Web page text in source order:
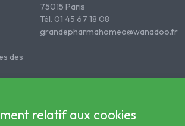
des
75015 Paris
Tél. 01 45 67 18 08
grandepharmahomeo@wanadoo.fr
relatif aux cookies